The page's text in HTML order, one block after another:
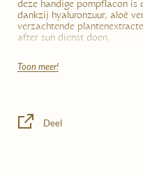
deze handige pompflacon is
dankzij hyaluronzuur, aloë
verzachtende
after sun dienst doen.
- Dermatologisch getest en
- Van kop tot teen te gebruiken
Toon meer!
Deel